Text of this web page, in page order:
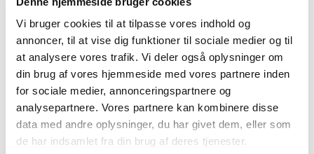
Vi bruger cookies til at tilpasse vores indhold og
annoncer, til at vise dig funktioner til sociale medier og til
at analysere vores trafik. Vi deler også oplysninger om
din brug af vores hjemmeside med vores partnere inden
for sociale medier, annonceringspartnere og
analysepartnere. Vores partnere kan kombinere disse
data med andre oplysninger, du har givet dem, eller som
de har indsamlet fra din brug af deres tjenester.